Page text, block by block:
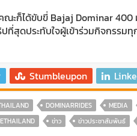
ะก็ได้ขับขี่ Bajaj Dominar 400
สุดประทับใจผู้เข้าร่วมกิจกรรม
Stumbleupon
DOMINARRIDES MEDIA
ข่าว ข่าวประชาสัมพันธ์